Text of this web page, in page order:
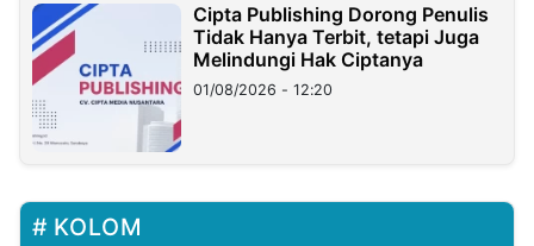
Cipta Publishing Dorong Penulis
Tidak Hanya Terbit, tetapi Juga
Melindungi Hak Ciptanya
01/08/2026 - 12:20
KOLOM